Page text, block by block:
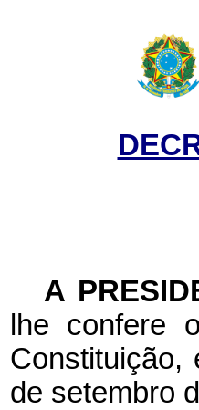
A
lhe confere
Constituição,
de setembro